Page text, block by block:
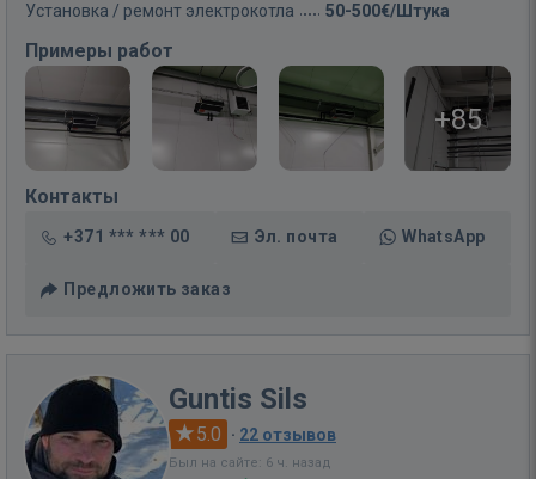
Установка / ремонт электрокотла 50-500€/Штука
Примеры работ
+85
Контакты
+371 *** *** 00 Эл. почта WhatsApp
Предложить заказ
Guntis Sils
5.0 · 22 отзывов
Был на сайте: 6 ч. назад